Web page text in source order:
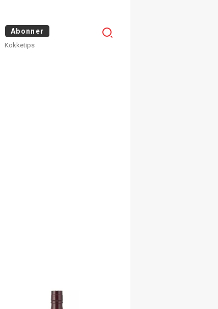
Abonner
Kokketips
Menu